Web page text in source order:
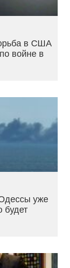
в США
войне в
уже
будет